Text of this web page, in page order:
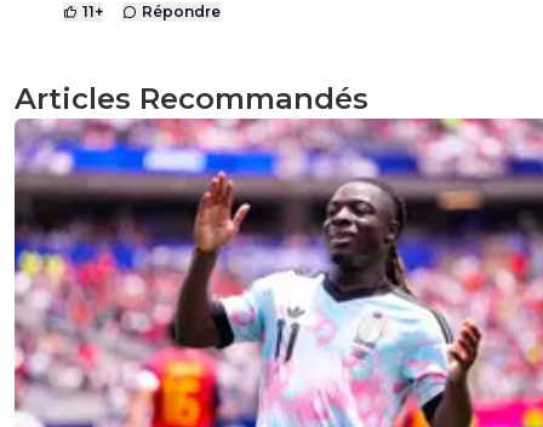
11+ Répondre
Articles Recommandés